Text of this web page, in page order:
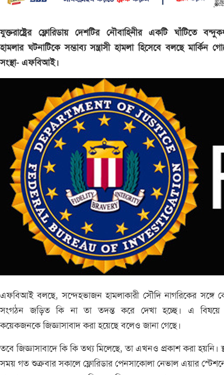
যুক্তরাষ্ট্রের ফ্লোরিডায় দেশটির নৌবাহিনীর একটি ঘাঁটিতে
হামলার ঘটনাটিকে সম্ভাব্য সন্ত্রাসী হামলা হিসেবে বলছে মার্কিন
সংস্থা- এফবিআই।
এফবিআই বলছে, সন্দেহভাজন হামলাকারী সৌদি নাগরিকের সঙ্গে
সংগঠন জড়িত কি না তা তদন্ত করে দেখা হচ্ছে। এ বিষয়ে
কয়েকজনকে জিজ্ঞাসাবাদ করা হয়েছে বলেও জানা গেছে।
তবে জিজ্ঞাসাবাদে কি কি তথ্য মিলেছে, তা এখনও প্রকাশ করা হয়নি।
সময় গত শুক্রবার সকালে ফ্লোরিডার পেনসাকোলা নেভাল এয়ার